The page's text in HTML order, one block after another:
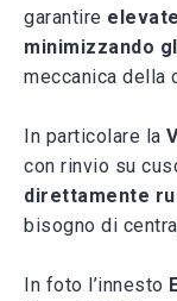
garantire
minimizzando
meccanica della
In particolare la
con rinvio su
direttamente
bisogno di
In foto l’innesto